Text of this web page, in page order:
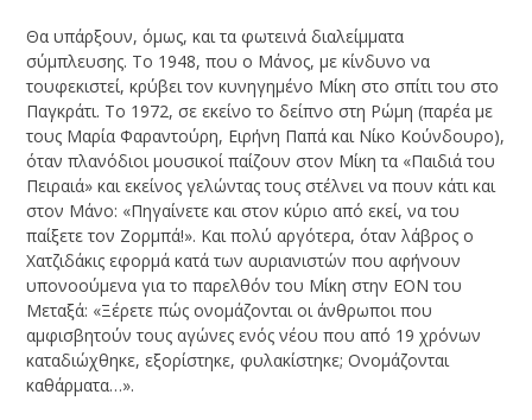
Θα υπάρξουν, όμως, και τα φωτεινά διαλείμματα
σύμπλευσης. Το 1948, που ο Μάνος, με κίνδυνο να
τουφεκιστεί, κρύβει τον κυνηγημένο Μίκη στο σπίτι του στο
Παγκράτι. To 1972, σε εκείνο το δείπνο στη Ρώμη (παρέα με
τους Μαρία Φαραντούρη, Ειρήνη Παπά και Νίκο Κούνδουρο),
όταν πλανόδιοι μουσικοί παίζουν στον Μίκη τα «Παιδιά του
Πειραιά» και εκείνος γελώντας τους στέλνει να πουν κάτι και
στον Μάνο: «Πηγαίνετε και στον κύριο από εκεί, να του
παίξετε τον Ζορμπά!». Και πολύ αργότερα, όταν λάβρος ο
Χατζιδάκις εφορμά κατά των αυριανιστών που αφήνουν
υπονοούμενα για το παρελθόν του Μίκη στην ΕΟΝ του
Μεταξά: «Ξέρετε πώς ονομάζονται οι άνθρωποι που
αμφισβητούν τους αγώνες ενός νέου που από 19 χρόνων
καταδιώχθηκε, εξορίστηκε, φυλακίστηκε; Ονομάζονται
καθάρματα…».